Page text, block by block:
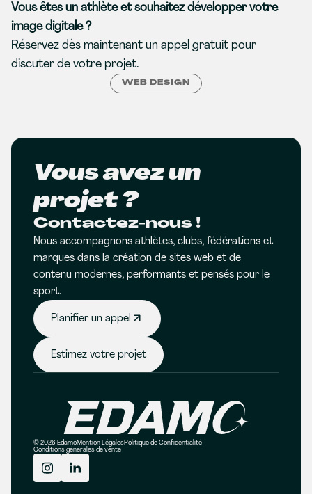
Vous êtes un athlète et souhaitez développer votre
image digitale ?
Réservez dès maintenant un appel gratuit pour
discuter de votre projet.
WEB DESIGN
Vous avez un
projet ?
Contactez-nous !
Nous accompagnons athlètes, clubs, fédérations et
marques dans la création de sites web et de
contenu modernes, performants et pensés pour le
sport.
Planifier un appel
Estimez votre projet
© 2026 EdamoMention LégalesPolitique de Confidentialité
Conditions générales de vente